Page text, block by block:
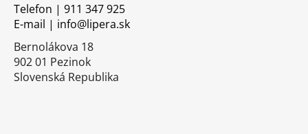
Telefon | 911 347 925
E-mail | info@lipera.sk
Bernolákova 18
902 01 Pezinok
Slovenská Republika